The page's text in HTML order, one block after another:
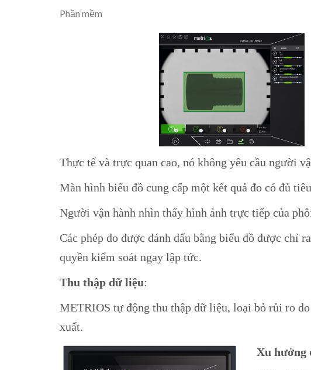
Phần mềm
Thực tế và trực quan cao, nó không yêu cầu người
Màn hình biểu đồ cung cấp một kết quả đo có đủ
Người vận hành nhìn thấy hình ảnh trực tiếp của
Các phép đo được đánh dấu bằng biểu đồ được chỉ
quyền kiểm soát ngay lập tức.
Thu thập dữ liệu:
METRIOS tự động thu thập dữ liệu, loại bỏ rủi ro
xuất.
Xu hướng